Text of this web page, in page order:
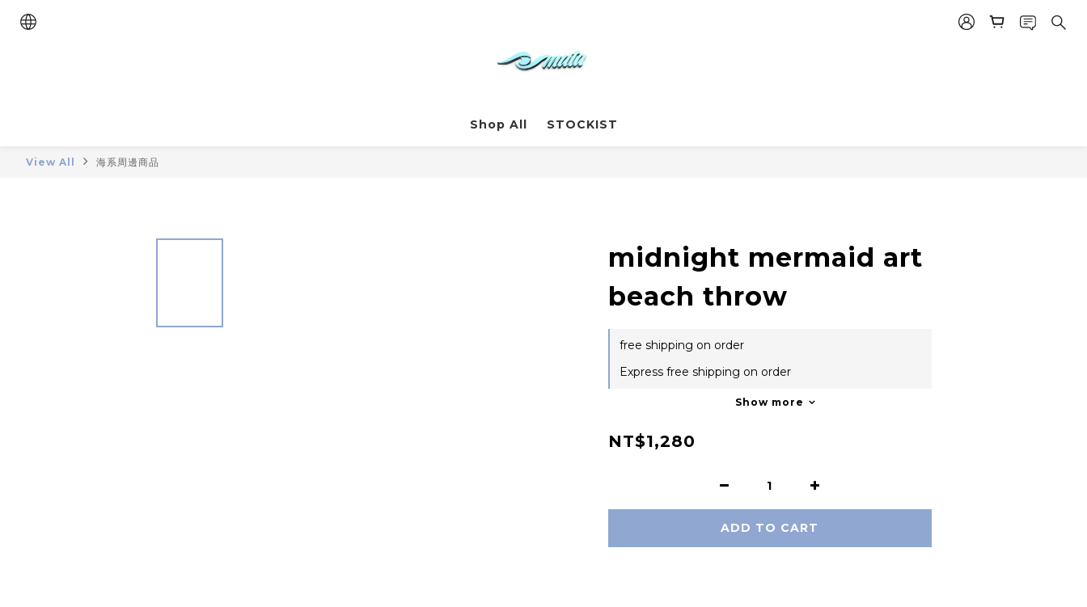
Shop All STOCKIST
View All 海系周邊商品
midnight mermaid art
beach throw
free shipping on order
Express free shipping on order
Show more
NT$1,280
ADD TO CART